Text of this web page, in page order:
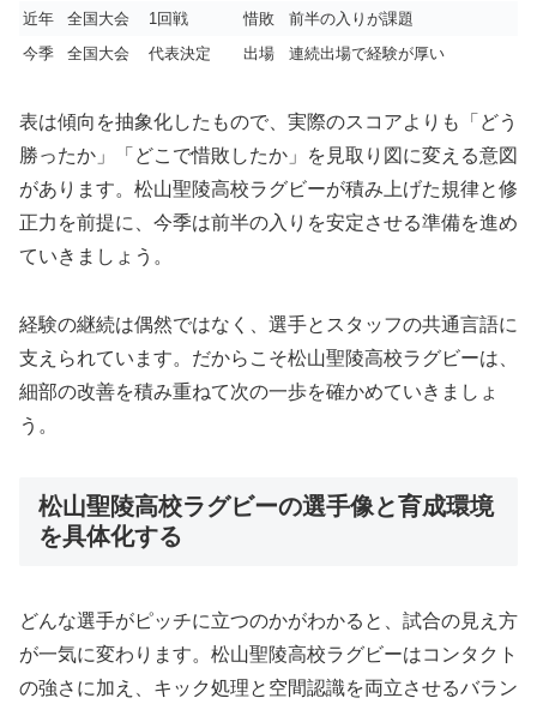
近年
全国大会 1回戦 惜敗
前半の入りが課題
今季
全国大会 代表決定 出場 連続出場で経験が厚い
表は傾向を抽象化したもので、実際のスコアよりも「どう
勝ったか」「どこで惜敗したか」を見取り図に変える意図
があります。松山聖陵高校ラグビーが積み上げた規律と修
正力を前提に、今季は前半の入りを安定させる準備を進め
ていきましょう。
経験の継続は偶然ではなく、選手とスタッフの共通言語に
支えられています。だからこそ松山聖陵高校ラグビーは、
細部の改善を積み重ねて次の一歩を確かめていきましょ
う。
松山聖陵高校ラグビーの選手像と育成環境
を具体化する
どんな選手がピッチに立つのかがわかると、試合の見え方
が一気に変わります。松山聖陵高校ラグビーはコンタクト
の強さに加え、キック処理と空間認識を両立させるバラン